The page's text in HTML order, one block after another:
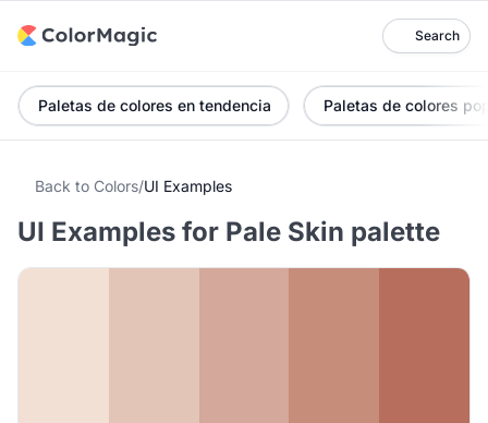
Search
Paletas de colores en tendencia Paletas de colores
Back to Colors/UI Examples
UI Examples for Pale Skin palette